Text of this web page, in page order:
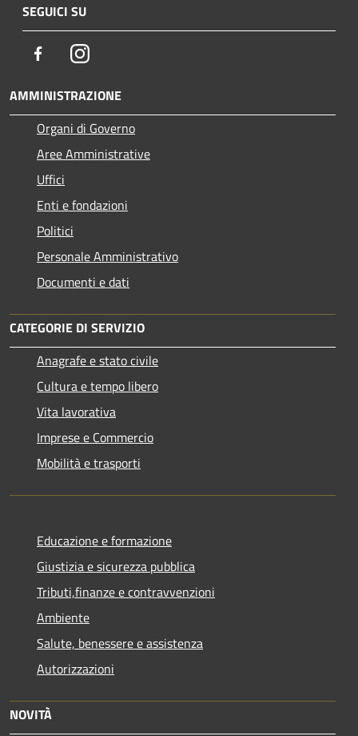
SEGUICI SU
FacebookInstagram
AMMINISTRAZIONE
Organi di Governo
Aree Amministrative
Uffici
Enti e fondazioni
Politici
Personale Amministrativo
Documenti e dati
CATEGORIE DI SERVIZIO
Anagrafe e stato civile
Cultura e tempo libero
Vita lavorativa
Imprese e Commercio
Mobilità e trasporti
Educazione e formazione
Giustizia e sicurezza pubblica
Tributi,finanze e contravvenzioni
Ambiente
Salute, benessere e assistenza
Autorizzazioni
NOVITÀ